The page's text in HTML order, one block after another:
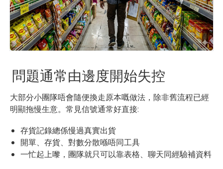
問題通常由邊度開始失控
大部分小團隊唔會隨便換走原本嘅做法，除非舊流程已經
明顯拖慢生意。常見信號通常好直接:
存貨記錄總係慢過真實出貨
開單、存貨、對數分散喺唔同工具
一忙起上嚟，團隊就只可以靠表格、聊天同經驗補資料